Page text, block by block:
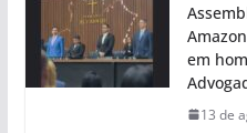
em
13 de